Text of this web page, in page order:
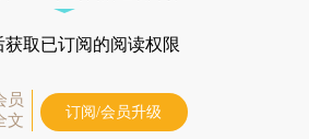
获取已订阅的阅读权限
员
文
订阅/会员升级